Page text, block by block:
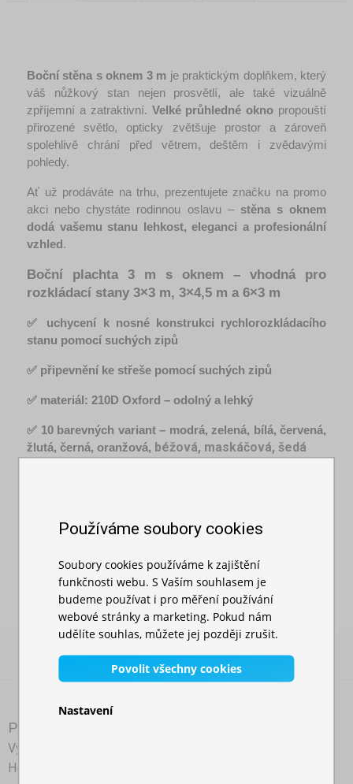
Boční stěna s oknem 3 m je praktickým doplňkem, který
váš nůžkový stan nejen prosvětlí, ale také vizuálně
zpříjemní a zatraktivní. Velké průhledné okno propouští
přirozené světlo, opticky zvětšuje prostor a zároveň
spolehlivě chrání před větrem, deštěm i zvědavými
pohledy.
Ať už prodáváte na trhu, prezentujete značku na promo
akci nebo chystáte rodinnou oslavu – stěna s oknem
dodá vašemu stanu lehkost, eleganci a profesionální
vzhled .
Boční plachta 3 m s oknem – vhodná pro
rozkládací stany 3×3 m, 3×4,5 m a 6×3 m
✅ uchycení k nosné konstrukci rychlorozkládacího
stanu pomocí suchých zipů
✅ připevnění ke střeše pomocí suchých zipů
✅ materiál: 210D Oxford – odolný a lehký
✅ 10 barevných variant – modrá, zelená, bílá, červená,
žlutá, černá, oranžová, béžová, maskáčová, šedá
✅ nekompatibilní se stany s hexagonovou konstrukcí
Prověřené našimi zákazníky
Výběr nezávislých recenzí našich zákazníků z portálu
Heuréka
Používáme soubory cookies
Soubory cookies používáme k zajištění
funkčnosti webu. S Vaším souhlasem je
budeme používat i pro měření používání
webové stránky a marketing. Pokud nám
udělíte souhlas, můžete jej později zrušit.
Povolit všechny cookies
Nastavení